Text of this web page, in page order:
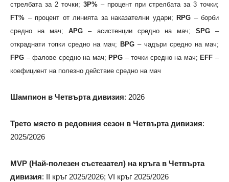
стрелбата за 2 точки; 3P% – процент при стрелбата за 3 точки;
FT% – процент от линията за наказателни удари; RPG – борби
средно на мач;APG – асистенции средно на мач; SPG–
откраднати топки средно на мач; BPG – чадъри средно на мач;
FPG – фалове средно на мач; PPG – точки средно на мач; EFF –
коефициент на полезно действие средно на мач
Шампион в Четвърта дивизия: 2026
Трето място в редовния сезон в Четвърта дивизия:
2025/2026
MVP (Най-полезен състезател) на кръга в Четвърта
дивизия: II кръг 2025/2026; VI кръг 2025/2026